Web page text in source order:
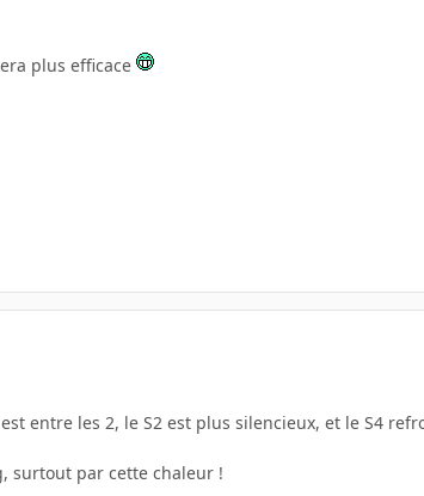
plus efficace
entre les 2, le S2 est plus silencieux, et le S4
surtout par cette chaleur !